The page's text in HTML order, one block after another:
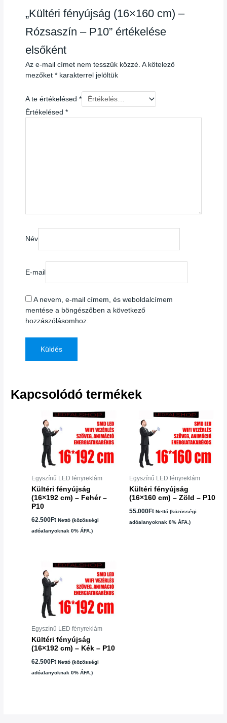
„Kültéri fényújság (16×160 cm) –
Rózsaszín – P10” értékelése
elsőként
Az e-mail címet nem tesszük közzé. A kötelező
mezőket* karakterrel jelöltük
A te értékelésed*
Értékelésed*
Név
E-mail
A nevem, e-mail címem, és weboldalcímem
mentése a böngészőben a következő
hozzászólásomhoz.
Kapcsolódó termékek
Egyszínű LED fényreklám
Kültéri fényújság
(16×192 cm) – Fehér –
P10
62.500Ft Nettó (közösségi
adóalanyoknak 0% ÁFA.)
Egyszínű LED fényreklám
Kültéri fényújság
(16×160 cm) – Zöld – P10
55.000Ft Nettó (közösségi
adóalanyoknak 0% ÁFA.)
Egyszínű LED fényreklám
Kültéri fényújság
(16×192 cm) – Kék – P10
62.500Ft Nettó (közösségi
adóalanyoknak 0% ÁFA.)